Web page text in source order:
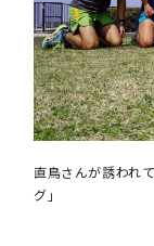
直鳥さんが誘われ
グ」